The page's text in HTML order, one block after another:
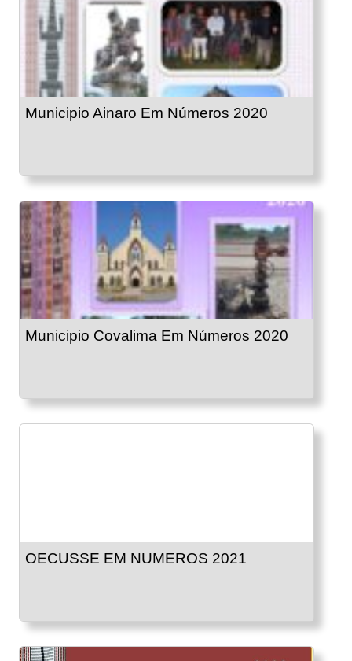
Municipio Ainaro Em Números 2020
Municipio Covalima Em Números 2020
OECUSSE EM NUMEROS 2021